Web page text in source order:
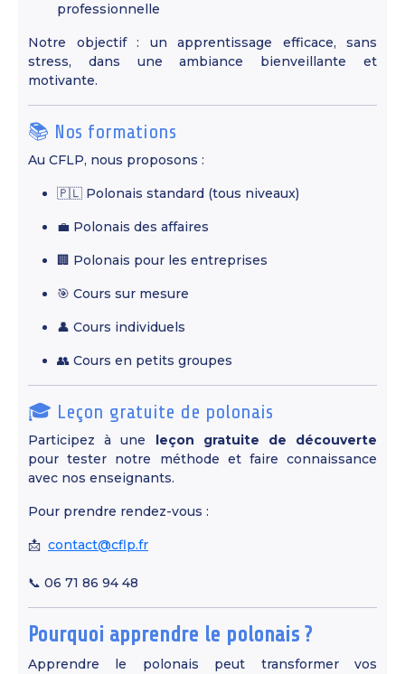
professionnelle
Notre objectif : un apprentissage efficace, sans
stress, dans une ambiance bienveillante et
motivante.
📚 Nos formations
Au CFLP, nous proposons :
🇵🇱 Polonais standard (tous niveaux)
💼 Polonais des affaires
🏢 Polonais pour les entreprises
🎯 Cours sur mesure
👤 Cours individuels
👥 Cours en petits groupes
🎓 Leçon gratuite de polonais
Participez à une leçon gratuite de découverte
pour tester notre méthode et faire connaissance
avec nos enseignants.
Pour prendre rendez-vous :
📩 contact@cflp.fr
📞 06 71 86 94 48
Pourquoi apprendre le polonais ?
Apprendre le polonais peut transformer vos